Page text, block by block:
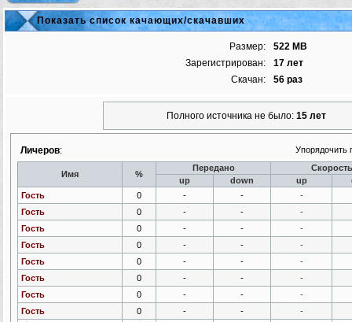
Показать список качающих/скачавших
Размер:
522 MB
Зарегистрирован:
17 лет
Скачан:
56 раз
Полного источника не было: 15 лет
Личеров: Упорядочить
Имя %
Передано
up
down up
Гость
0 - -
-
Гость
0 - -
-
Гость
0 - -
-
Гость
0 - -
-
Гость
0 - -
-
Гость
0 - -
-
Гость
0 - -
-
Гость
0 - -
-